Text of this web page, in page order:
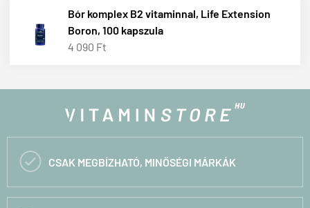
Bór komplex B2 vitaminnal, Life Extension
Boron, 100 kapszula
4 090 Ft
 CSAK MEGBÍZHATÓ, MINŐSÉGI MÁRKÁK